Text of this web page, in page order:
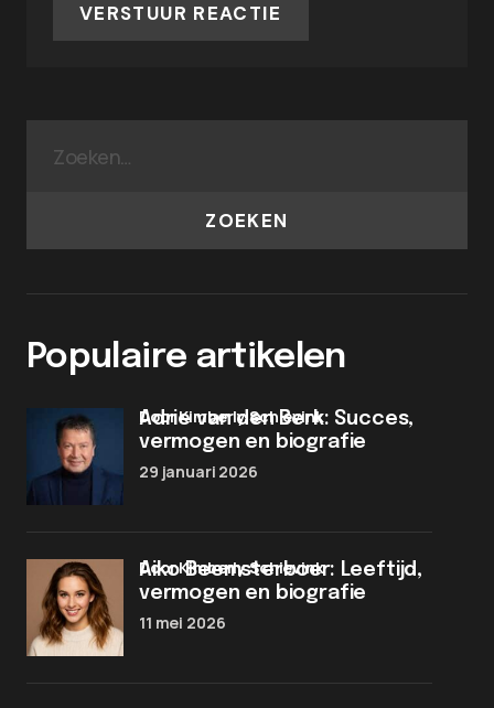
VERSTUUR REACTIE
ZOEKEN
Populaire artikelen
Adrie van den Berk: Succes,
vermogen en biografie
door Kimberly Schievink
29 januari 2026
Aiko Beemsterboer: Leeftijd,
vermogen en biografie
door Kimberly Schievink
11 mei 2026